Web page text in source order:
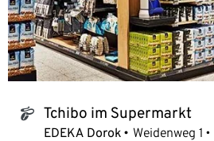
tchibo_logo Tchibo im Supermarkt
EDEKA Dorok Weidenweg 1